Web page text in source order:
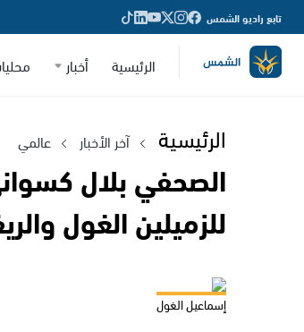
تابع راديو الشمس
الرئيسية أخبار
الرئيسية آخر الأخبار عالمي
الصحفي بلال
للزميلين الغول
إسماعيل الغول